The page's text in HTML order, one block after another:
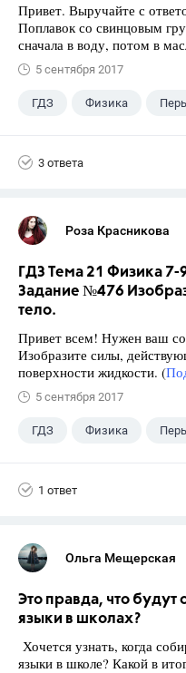
Привет. Выручайте с
Поплавок со свинцовым
сначала в воду, потом в
5 сентября 2017
ГДЗ Физика
3 ответа
Роза Красникова
ГДЗ Тема 21 Физика
Задание №476
тело.
Привет всем! Нужен ваш
Изобразите силы,
поверхности жидкости. (
5 сентября 2017
ГДЗ Физика
1 ответ
Ольга Мещерская
Это правда, что будут
языки в школах?
Хочется узнать, когда
языки в школе? Какой в